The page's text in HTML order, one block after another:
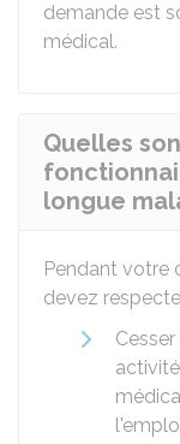
demande est
médical.
Quelles
longue
Pendant votre
devez